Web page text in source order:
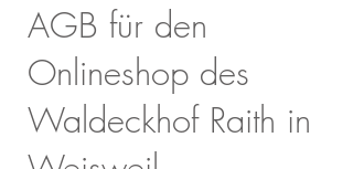
AGB für den
Onlineshop des
Waldeckhof Raith in